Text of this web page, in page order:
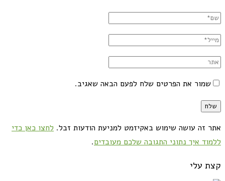
שמור את הפרטים שלח לפעם הבאה שאגיב.
אתר זה עושה שימוש באקיזמט למניעת הודעות זבל. לחצו כאן כדי
ללמוד איך נתוני התגובה שלכם מעובדים.
קצת עלי